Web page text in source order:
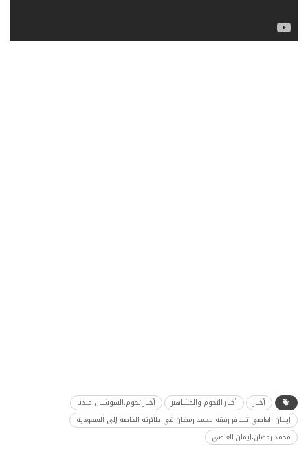
أخبار أخبار النجوم والمشاهير
أخبار،نجوم،السوشيال،ميديا
إيمان العاصي تسافر رفقة محمد رمضان في طائرته الخاصة إلى السعودية
محمد رمضان،إيمان العاصي